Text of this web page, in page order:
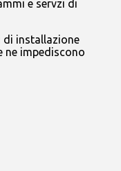
e servzi di
installazione
ne impediscono